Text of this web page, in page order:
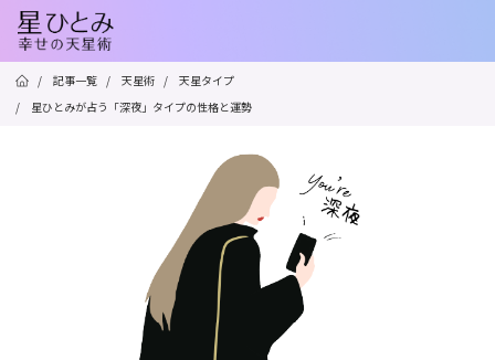
/ 記事一覧 / 天星術 /
天星タイプ
/
星ひとみが占う「深夜」タイプの性格と運勢